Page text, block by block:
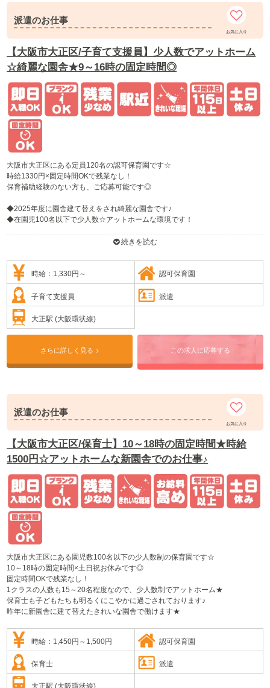
派遣のお仕事
お気に入り
【大阪市大正区/子育て支援員】少人数でアットホーム
☆綺麗な園舎★9～16時の固定時間◎
大阪市大正区にある定員120名の認可保育園です☆
時給1330円×固定時間OKで残業なし！
保育補助経験のない方も、ご応募可能です◎
◆2025年度に園舎建て替えをされ綺麗な園舎です♪
◆在園児100名以下で少人数☆アットホームな環境です！
スタッフも子どもたちも明るくにこやかに過ごされております♪
続きを読む
時給：1,330円～ 認可保育園
子育て支援員 派遣
大正駅 (大阪環状線)
さらに詳しく見る この求人に応募する
派遣のお仕事
お気に入り
【大阪市大正区/保育士】10～18時の固定時間★時給
1500円☆アットホームな新園舎でのお仕事♪
大阪市大正区にある園児数100名以下の少人数制の保育園です☆
10～18時の固定時間×土日祝お休みです◎
固定時間OKで残業なし！
1クラスの人数も15～20名程度なので、少人数制でアットホーム★
保育士も子どもたちも明るくにこやかに過ごされております♪
昨年に新園舎に建て替えたきれいな園舎で働けます★
時給：1,450円～1,500円 認可保育園
保育士 派遣